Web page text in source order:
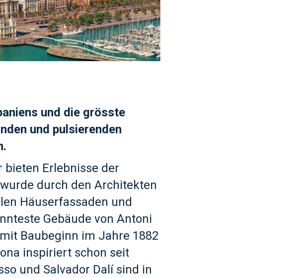
und die grösste
und pulsierenden
bieten Erlebnisse der
durch den Architekten
Häuserfassaden und
Gebäude von Antoni
Baubeginn im Jahre 1882
inspiriert schon seit
und Salvador Dalí sind in